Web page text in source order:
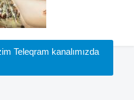
Teleqram kanalımızda